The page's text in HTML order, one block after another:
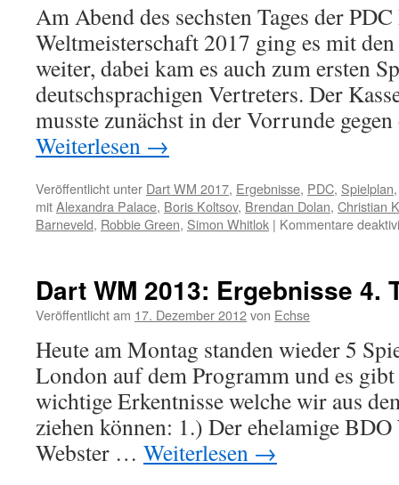
Am Abend des sechsten Tages der
Weltmeisterschaft 2017 ging es mit
weiter, dabei kam es auch zum ersten
deutschsprachigen Vertreters. Der
musste zunächst in der Vorrunde
Weiterlesen →
Veröffentlicht unter Dart WM 2017, Ergebnisse, PDC, Spielplan
mitAlexandra Palace, Boris Koltsov, Brendan Dolan, Christian
Barneveld, Robbie Green, Simon Whitlok | Kommentare
Dart WM 2013: Ergebnisse 4.
Veröffentlicht am 17. Dezember 2012von Echse
Heute am Montag standen wieder 5
London auf dem Programm und es
wichtige Erkentnisse welche wir aus
ziehen können: 1.) Der ehelamige
Webster … Weiterlesen →